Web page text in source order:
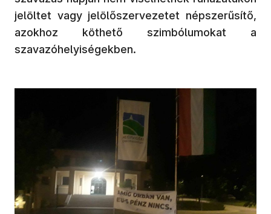
jelöltet vagy jelölőszervezetet népszerűsítő,
azokhoz köthető szimbólumokat a
szavazóhelyiségekben.